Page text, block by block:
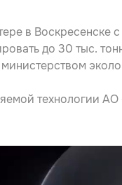
в Воскресенске
до 30 тыс.
технологии